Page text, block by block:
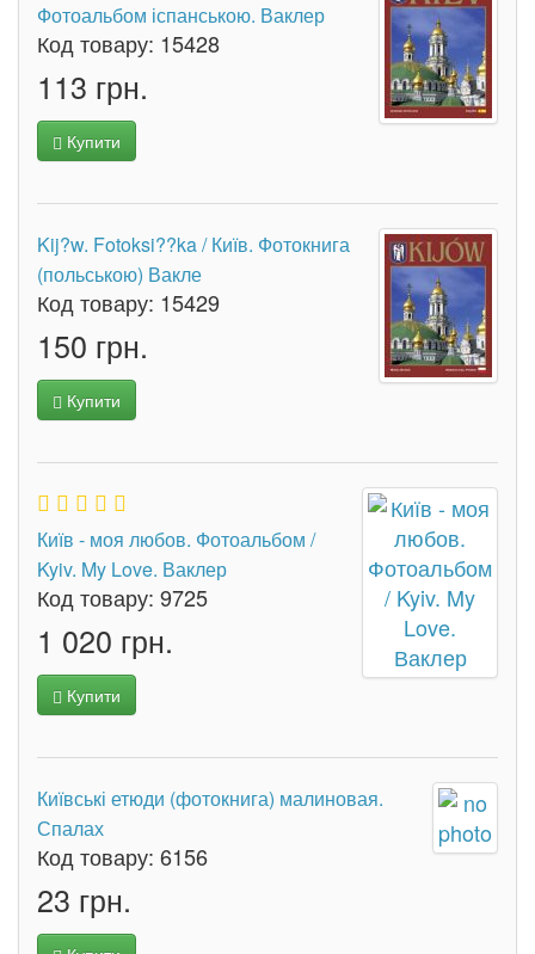
Фотоальбом іспанською. Ваклер
Код товару: 15428
113 грн.
Купити
Kij?w. Fotoksi??ka / Київ. Фотокнига
(польською) Вакле
Код товару: 15429
150 грн.
Купити
Київ - моя любов. Фотоальбом /
Kyiv. My Love. Ваклер
Код товару: 9725
1 020 грн.
Купити
Київські етюди (фотокнига) малиновая.
Спалах
Код товару: 6156
23 грн.